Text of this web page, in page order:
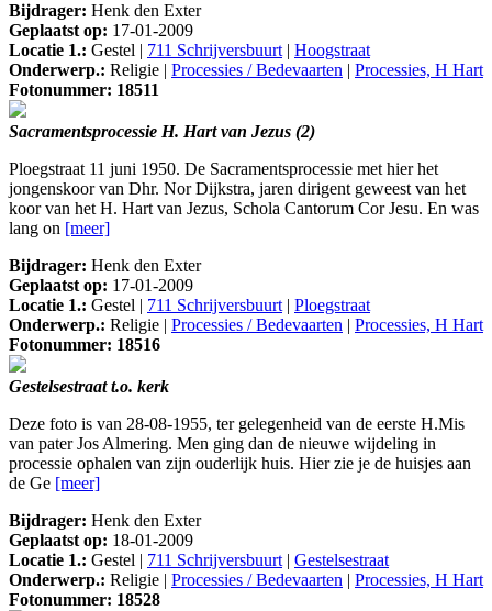
Bijdrager: Henk den Exter
Geplaatst op: 17-01-2009
Locatie 1.: Gestel | 711 Schrijversbuurt| Hoogstraat
Onderwerp.: Religie | Processies / Bedevaarten | Processies, H Hart
Fotonummer: 18511
Sacramentsprocessie H. Hart van Jezus (2)
Ploegstraat 11 juni 1950. De Sacramentsprocessie met hier het
jongenskoor van Dhr. Nor Dijkstra, jaren dirigent geweest van het
koor van het H. Hart van Jezus, Schola Cantorum Cor Jesu. En was
lang on [meer]
Bijdrager: Henk den Exter
Geplaatst op: 17-01-2009
Locatie 1.: Gestel | 711 Schrijversbuurt| Ploegstraat
Onderwerp.: Religie | Processies / Bedevaarten | Processies, H Hart
Fotonummer: 18516
Gestelsestraat t.o. kerk
Deze foto is van 28-08-1955, ter gelegenheid van de eerste H.Mis
van pater Jos Almering. Men ging dan de nieuwe wijdeling in
processie ophalen van zijn ouderlijk huis. Hier zie je de huisjes aan
de Ge [meer]
Bijdrager: Henk den Exter
Geplaatst op: 18-01-2009
Locatie 1.: Gestel | 711 Schrijversbuurt| Gestelsestraat
Onderwerp.: Religie | Processies / Bedevaarten | Processies, H Hart
Fotonummer: 18528